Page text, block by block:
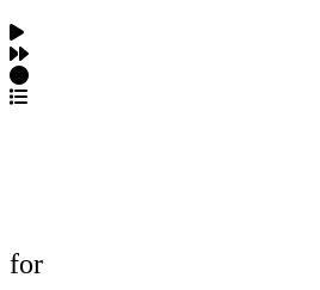
for